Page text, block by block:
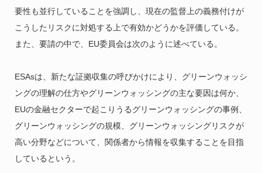
要性も並行していることを強調し、現在の監督上の義務付けが
こうしたリスクに対処する上で有効かどうかを評価している。
また、要請の中で、EU委員会は次のように述べている。
ESAsは、新たな証拠収集の呼びかけにより、グリーンウォッシ
ングの理解の仕方やグリーンウォッシングの主な要因は何か、
EUの金融セクターで起こりうるグリーンウォッシングの事例、
グリーンウォッシングの規模、グリーンウォッシングリスクが
高い分野などについて、関係者から情報を収集することを目指
しているという。